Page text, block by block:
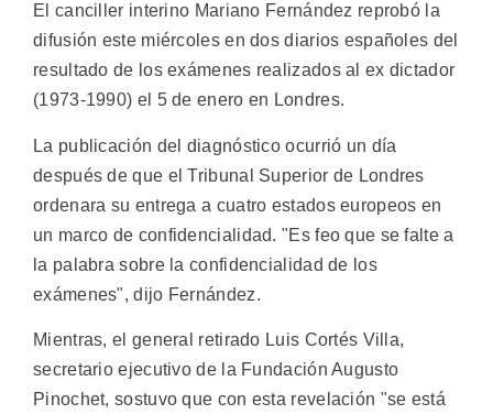
El canciller interino Mariano Fernández reprobó la
difusión este miércoles en dos diarios españoles del
resultado de los exámenes realizados al ex dictador
(1973-1990) el 5 de enero en Londres.
La publicación del diagnóstico ocurrió un día
después de que el Tribunal Superior de Londres
ordenara su entrega a cuatro estados europeos en
un marco de confidencialidad. "Es feo que se falte a
la palabra sobre la confidencialidad de los
exámenes", dijo Fernández.
Mientras, el general retirado Luis Cortés Villa,
secretario ejecutivo de la Fundación Augusto
Pinochet, sostuvo que con esta revelación "se está